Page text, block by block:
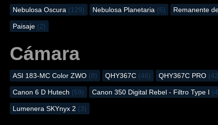
Nebulosa Oscura (129) Nebulosa Planetaria (6) Remanente
Paisaje (2)
Cámara
ASI 183-MC Color ZWO (8) QHY367C (46) QHY367C PRO
Canon 6 D Hutech (59) Canon 350 Digital Rebel - Filtro Type I
Lumenera SKYnyx 2 (3)